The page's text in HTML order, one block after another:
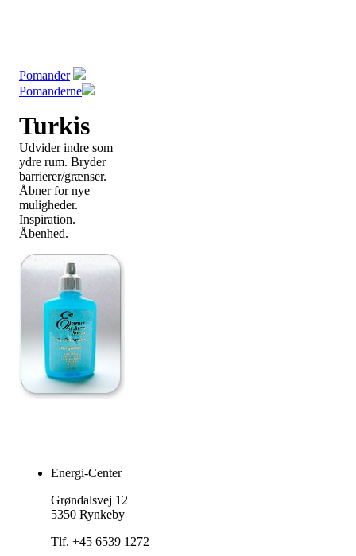
Pomander
Pomanderne
Turkis
Udvider indre som
ydre rum. Bryder
barrierer/grænser.
Åbner for nye
muligheder.
Inspiration.
Åbenhed.
Energi-Center
Grøndalsvej 12
5350 Rynkeby
Tlf. +45 6539 1272